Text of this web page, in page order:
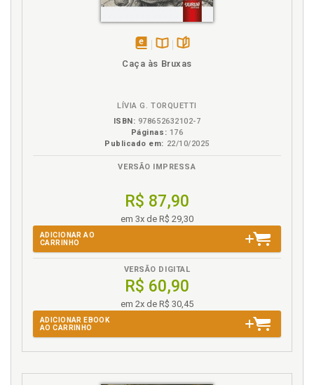
em
Caça às Bruxas
LÍVIA G. TORQUETTI
ISBN: 978652632102-7
Páginas: 176
Publicado em: 22/10/2025
VERSÃO IMPRESSA
R$ 87,90
em 3x de R$ 29,30
ADICIONAR AO
CARRINHO
VERSÃO DIGITAL
R$ 60,90
em 2x de R$ 30,45
ADICIONAR EBOOK
AO CARRINHO